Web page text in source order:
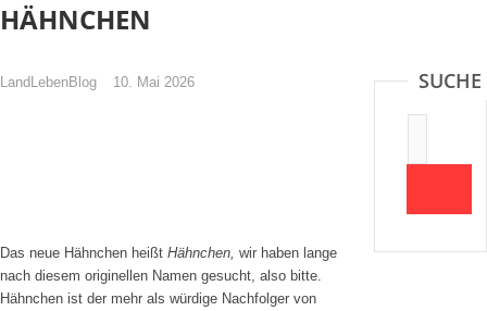
HÄHNCHEN
LandLebenBlog 10. Mai 2026
Das neue Hähnchen heißt Hähnchen, wir haben lange
nach diesem originellen Namen gesucht, also bitte.
Hähnchen ist der mehr als würdige Nachfolger von
SUCHE